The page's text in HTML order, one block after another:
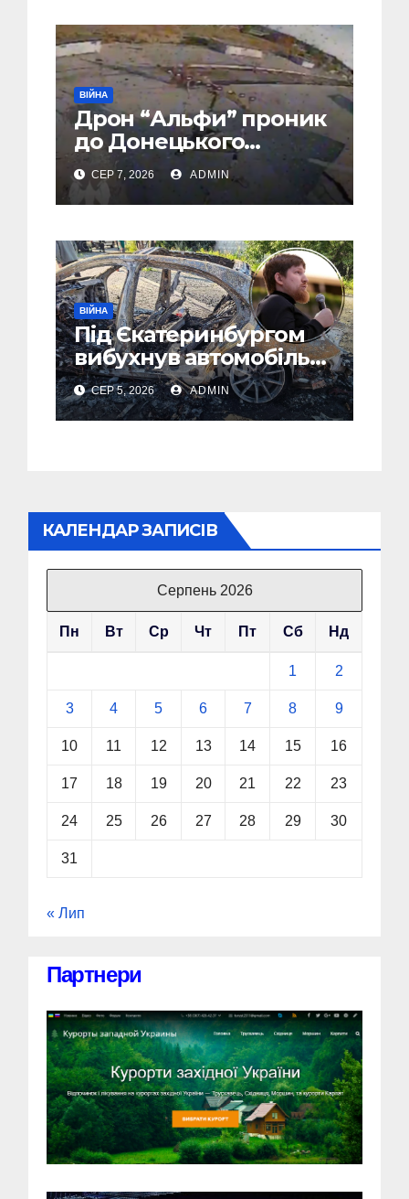
ВІЙНА
Дрон “Альфи” проник
до Донецького
аеропорту та спалив
“Шахед” ще до запуску
СЕР 7, 2026 ADMIN
ВІЙНА
Під Єкатеринбургом
вибухнув автомобіль
голови компанії-
виробника дронів
“Упир” – перші
СЕР 5, 2026 ADMIN
КАЛЕНДАР ЗАПИСІВ
Серпень 2026
Пн Вт Ср Чт Пт Сб Нд
1 2
3 4 5 6 7 8 9
10 11 12 13 14 15 16
17 18 19 20 21 22 23
24 25 26 27 28 29 30
31
« Лип
Партнери